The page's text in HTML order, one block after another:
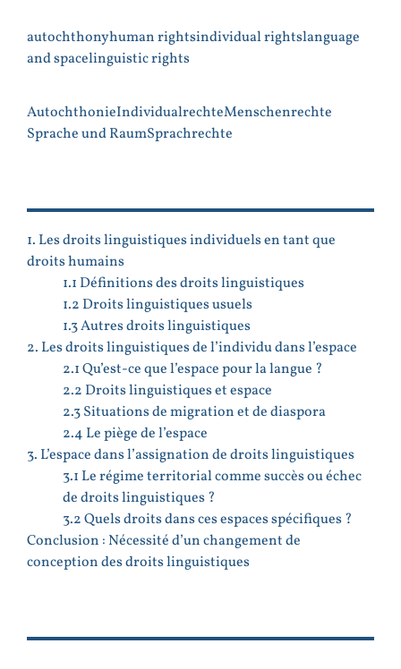
autochthonyhuman rightsindividual rightslanguage
and spacelinguistic rights
AutochthonieIndividualrechteMenschenrechte
Sprache und RaumSprachrechte
1. Les droits linguistiques individuels en tant que
droits humains
1.1 Définitions des droits linguistiques
1.2 Droits linguistiques usuels
1.3 Autres droits linguistiques
2. Les droits linguistiques de l’individu dans l’espace
2.1 Qu’est-ce que l’espace pour la langue ?
2.2 Droits linguistiques et espace
2.3 Situations de migration et de diaspora
2.4 Le piège de l’espace
3. L’espace dans l’assignation de droits linguistiques
3.1 Le régime territorial comme succès ou échec
de droits linguistiques ?
3.2 Quels droits dans ces espaces spécifiques ?
Conclusion : Nécessité d’un changement de
conception des droits linguistiques